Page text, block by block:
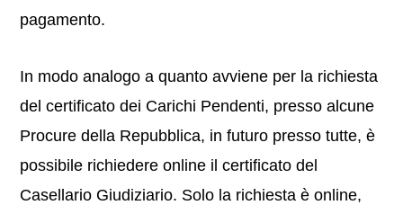
pagamento.
In modo analogo a quanto avviene per la richiesta
del certificato dei Carichi Pendenti, presso alcune
Procure della Repubblica, in futuro presso tutte, è
possibile richiedere online il certificato del
Casellario Giudiziario. Solo la richiesta è online,